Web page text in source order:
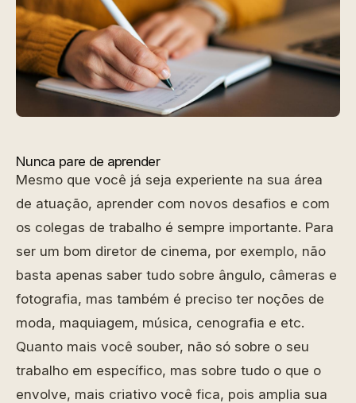
Nunca pare de aprender
Mesmo que você já seja experiente na sua área
de atuação, aprender com novos desafios e com
os colegas de trabalho é sempre importante. Para
ser um bom diretor de cinema, por exemplo, não
basta apenas saber tudo sobre ângulo, câmeras e
fotografia, mas também é preciso ter noções de
moda, maquiagem, música, cenografia e etc.
Quanto mais você souber, não só sobre o seu
trabalho em específico, mas sobre tudo o que o
envolve, mais criativo você fica, pois amplia sua